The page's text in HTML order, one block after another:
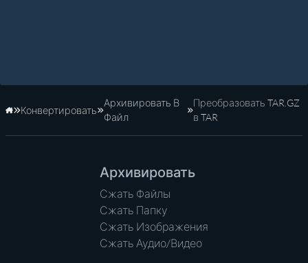
Главная
Конвертировать
Архивировать В
Файл
Преобразовать TAR.GZ
в TAR
Архивировать
Сжать Файлы
Сжать Папку
Сжать Изображения
Сжать Аудио/Видео